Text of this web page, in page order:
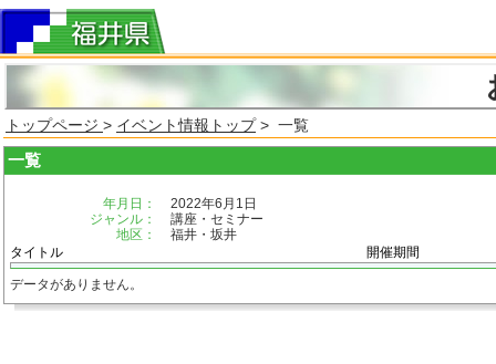
トップページ > イベント情報トップ> 一覧
一覧
年月日：
2022年6月1日
ジャンル：
講座・セミナー
地区：
福井・坂井
タイトル
開催期間
データがありません。